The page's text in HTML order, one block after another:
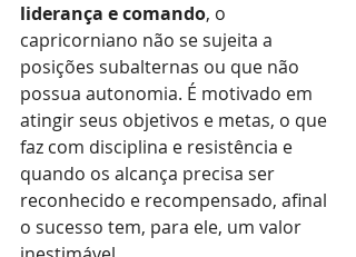
liderança e comando, o
capricorniano não se sujeita a
posições subalternas ou que não
possua autonomia. É motivado em
atingir seus objetivos e metas, o que
faz com disciplina e resistência e
quando os alcança precisa ser
reconhecido e recompensado, afinal
o sucesso tem, para ele, um valor